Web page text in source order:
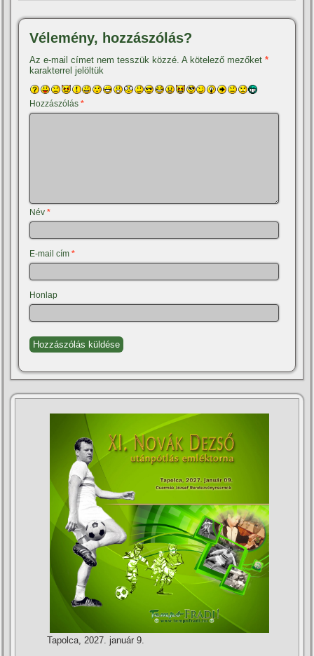
Vélemény, hozzászólás?
Az e-mail címet nem tesszük közzé. A kötelező mezőket*
karakterrel jelöltük
Hozzászólás*
Név*
E-mail cím*
Honlap
Tapolca, 2027. január 9.